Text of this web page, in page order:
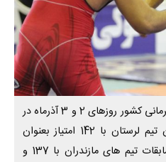
رقابت‌های کشتی آزاد جوانان قهرمانی کشور روزهای 2 و 3 آذرماه در
بندر انزلی برگزار شد و در پایان تیم لرستان با 142 امتیاز بعنوان
قهرمانی دست یافت.در این مسابقات تیم های مازندران با 137 و